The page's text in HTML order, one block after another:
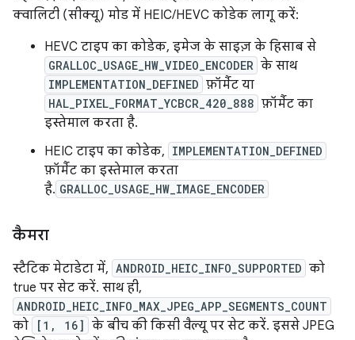
क्वालिटी (सीक्यू) मोड में HEIC/HEVC कोडेक लागू करें:
HEVC टाइप का कोडेक, इमेज के साइज़ के हिसाब से
GRALLOC_USAGE_HW_VIDEO_ENCODER के साथ
IMPLEMENTATION_DEFINED फ़ॉर्मैट या
HAL_PIXEL_FORMAT_YCBCR_420_888 फ़ॉर्मैट का
इस्तेमाल करता है.
HEIC टाइप का कोडेक, IMPLEMENTATION_DEFINED
फ़ॉर्मैट का इस्तेमाल करता
है. GRALLOC_USAGE_HW_IMAGE_ENCODER
कैमरा
स्टैटिक मेटाडेटा में, ANDROID_HEIC_INFO_SUPPORTED को
true पर सेट करें. साथ ही,
ANDROID_HEIC_INFO_MAX_JPEG_APP_SEGMENTS_COUNT
को [1, 16] के बीच की किसी वैल्यू पर सेट करें. इससे JPEG